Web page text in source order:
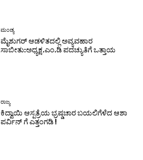
ಮಂಡ್ಯ
ಮೈಶುಗರ್ ಆಡಳಿತದಲ್ಲಿ ಅವ್ಯವಹಾರ
ಸಾಬೀತು:ಅಧ್ಯಕ್ಷ.ಎಂ.ಡಿ ಪದಚ್ಯುತಿಗೆ ಒತ್ತಾಯ
ರಾಜ್ಯ
ಕಿದ್ವಾಯಿ ಆಸ್ಪತ್ರೆಯ ಭ್ರಷ್ಡಚಾರ ಬಯಲಿಗೆಳೆದ ಆಶಾ
ಪರ್ವಿನ್ ಗೆ ಎತ್ತಂಗಡಿ !